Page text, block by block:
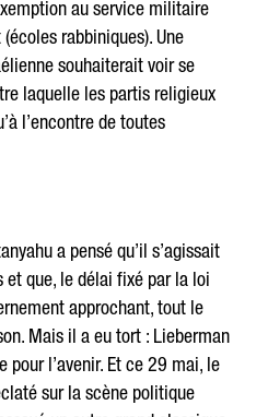
au service militaire
rabbiniques). Une
souhaiterait voir se
laquelle les partis religieux
l’encontre de toutes
a pensé qu’il s’agissait
que, le délai fixé par la loi
approchant, tout le
Mais il a eu tort : ​​Lieberman
pour l’avenir. Et ce 29 mai, le
sur la scène politique